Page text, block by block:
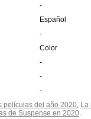
-
Español
-
Color
-
-
-
películas del año 2020 La
de Suspense en 2020